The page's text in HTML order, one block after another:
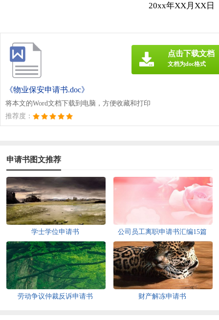
20xx年XX月XX日
《物业保安申请书.doc》
将本文的Word文档下载到电脑，方便收藏和打印
推荐度：
点击下载文档
文档为doc格式
申请书图文推荐
学士学位申请书 公司员工离职申请书汇编15篇
劳动争议仲裁反诉申请书 财产解冻申请书